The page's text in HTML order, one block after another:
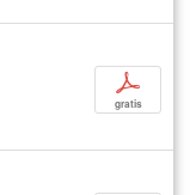
p
gratis